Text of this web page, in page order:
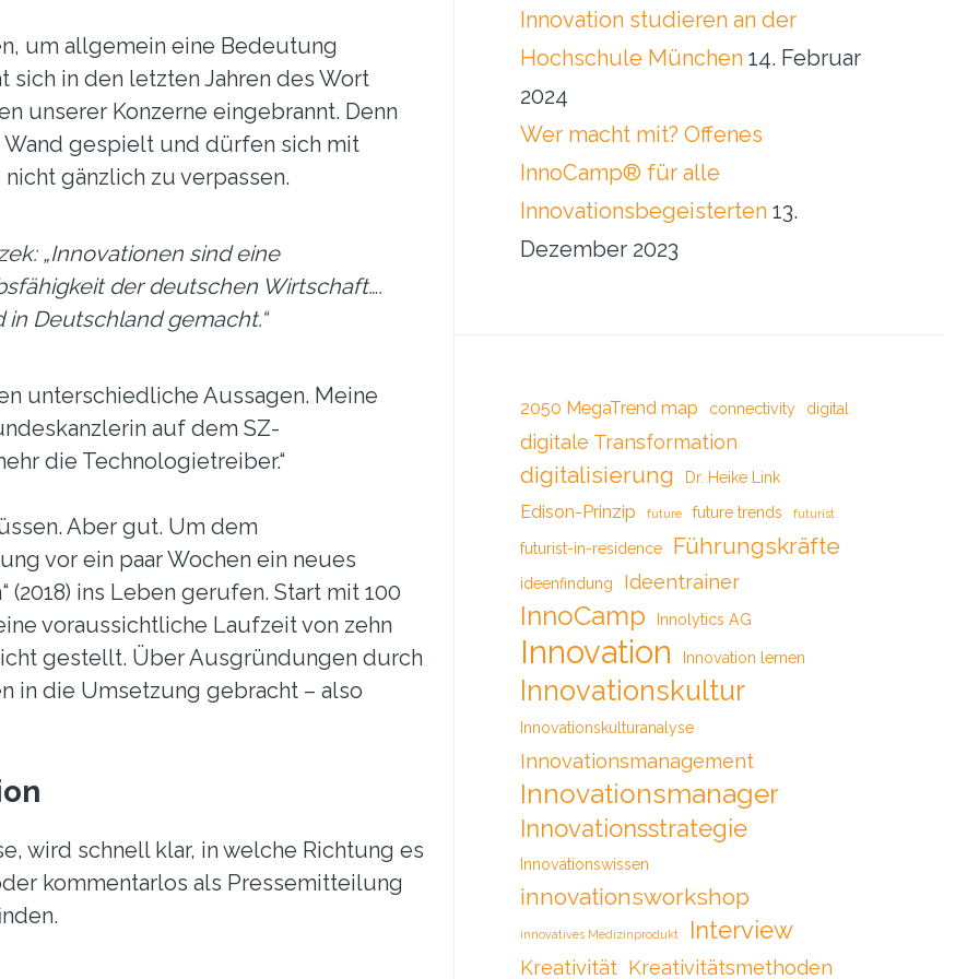
um allgemein eine Bedeutung
sich in den letzten Jahren des Wort
unserer Konzerne eingebrannt. Denn
gespielt und dürfen sich mit
gänzlich zu verpassen.
„Innovationen sind eine
der deutschen Wirtschaft….
Deutschland gemacht.“
unterschiedliche Aussagen. Meine
auf dem SZ-
die Technologietreiber.“
Aber gut. Um dem
vor ein paar Wochen ein neues
ins Leben gerufen. Start mit 100
voraussichtliche Laufzeit von zehn
gestellt. Über Ausgründungen durch
in die Umsetzung gebracht – also
wird schnell klar, in welche Richtung es
kommentarlos als Pressemitteilung
Innovation studieren an der
Hochschule München 14. Februar
2024
Wer macht mit? Offenes
InnoCamp® für alle
Innovationsbegeisterten 13.
Dezember 2023
2050 MegaTrend map connectivity digital
digitale Transformation
digitalisierung Dr. Heike Link
Edison-Prinzip future future trends futurist
futurist-in-residence Führungskräfte
ideenfindung Ideentrainer
InnoCamp Innolytics AG
Innovation Innovation lernen
Innovationskultur
Innovationskulturanalyse
Innovationsmanagement
Innovationsmanager
Innovationsstrategie
Innovationswissen
innovationsworkshop
innovatives Medizinprodukt Interview
Kreativität Kreativitätsmethoden